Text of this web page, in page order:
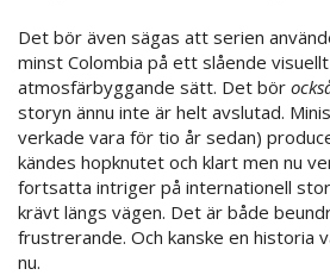
Det bör även sägas att serien
minst Colombia på ett slående
atmosfärbyggande sätt. Det bör
storyn ännu inte är helt avslutad.
verkade vara för tio år sedan)
kändes hopknutet och klart men nu
fortsatta intriger på internationell
krävt längs vägen. Det är både
frustrerande. Och kanske en historia
nu.